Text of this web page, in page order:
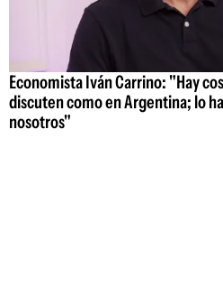
Economista Iván Carrino: "Hay
discuten como en Argentina; lo
nosotros"